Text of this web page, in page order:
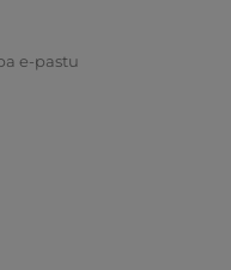
e-pastu